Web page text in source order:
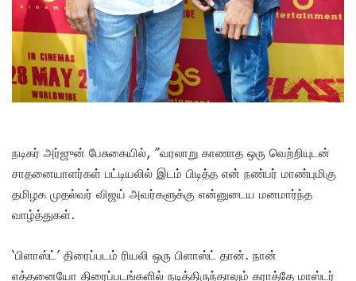
நடிகர் அர்ஜுன் பேசுகையில், ”வரலாறு காணாத ஒரு வெற்றியுடன்
சாதனையாளர்கள் பட்டியலில் இடம் பிடித்த என் நண்பர் மாண்புமிகு
தமிழக முதல்வர் விஜய் அவர்களுக்கு என்னுடைய மனமார்ந்த
வாழ்த்துகள்.
‘பிளாஸ்ட்’ திரைப்படம் ரியலி ஒரு பிளாஸ்ட் தான். நான்
எத்தனையோ திரைப்படங்களில் நடித்திருந்தாலும் கராத்தே மாஸ்டர்